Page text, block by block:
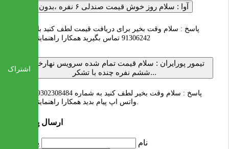
آوا : سلام روز خوش قیمت صندلی ۶ نفره ،بدون میز ؟
پاسخ : سلام وقت بخیر برای دریافت قیمت لطف کنید با شماره
91306242 تماس بگیرید همکارا راهنمایتون کنند
تیمور پورایران : سلام قیمت تمام شده سرویس نهارخوری
ششم نفره چنده با تشکر...
پاسخ :
واتس اپ پیام بدید همکارا راهنمایتون کنند.
ارسال پرسش
نام پرسش
اشتراک